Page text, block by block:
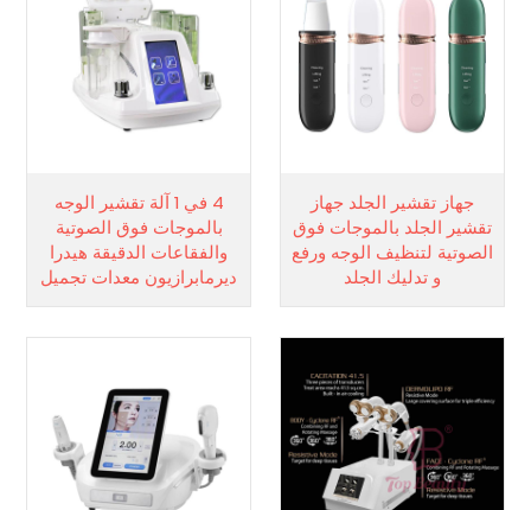
جهاز تقشير الجلد جهاز
تقشير الجلد بالموجات فوق
الصوتية لتنظيف الوجه ورفع
و تدليك الجلد
4 في 1 آلة تقشير الوجه
بالموجات فوق الصوتية
والفقاعات الدقيقة هيدرا
ديرمابرازيون معدات تجميل